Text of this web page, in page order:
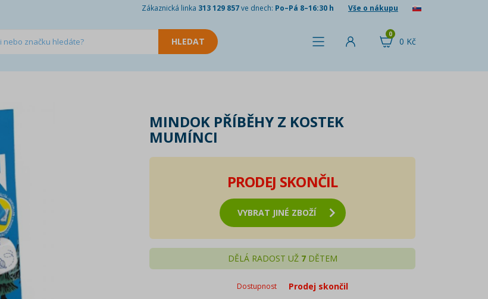
Zákaznická linka 313 129 857ve dnech: Po–Pá 8–16:30 h Vše o nákupu
0 Kč
0
MINDOK PŘÍBĚHY Z KOSTEK
MUMÍNCI
PRODEJ SKONČIL
VYBRAT JINÉ ZBOŽÍ
DĚLÁ RADOST UŽ 7DĚTEM
Dostupnost Prodej skončil